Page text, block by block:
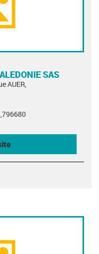
SAS
AUER,